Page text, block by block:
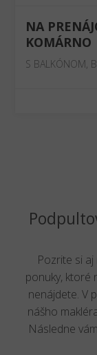
NA
KOMÁRNO
S BALKÓNOM,
Pozrite si
ponuky, ktoré
nenájdete. V
nášho
Následne